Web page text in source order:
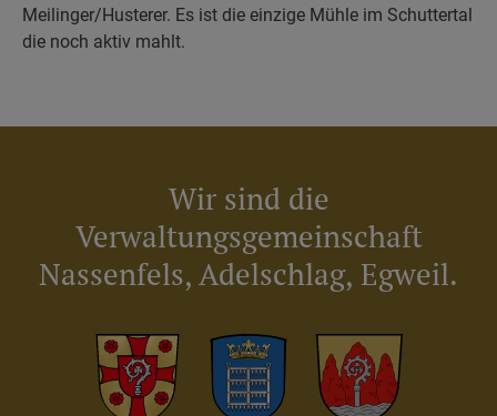
Meilinger/Husterer. Es ist die einzige Mühle im Schuttertal
die noch aktiv mahlt.
Wir sind die
Verwaltungsgemeinschaft
Nassenfels, Adelschlag, Egweil.